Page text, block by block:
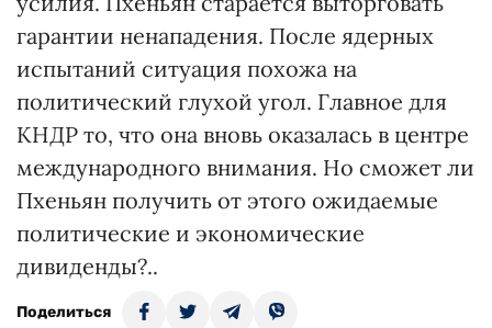
гарантии ненападения. После ядерных
испытаний ситуация похожа на
политический глухой угол. Главное для
КНДР то, что она вновь оказалась в центре
международного внимания. Но сможет ли
Пхеньян получить от этого ожидаемые
политические и экономические
дивиденды?..
Поделиться